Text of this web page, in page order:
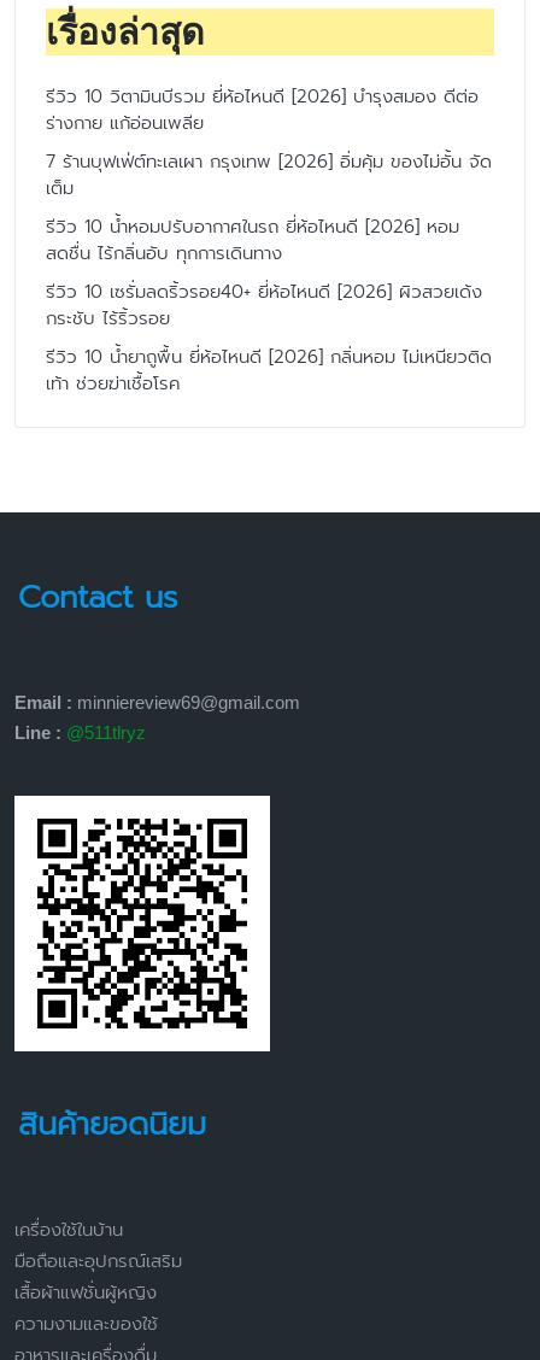
เรื่องล่าสุด
รีวิว 10 วิตามินบีรวม ยี่ห้อไหนดี [2026] บำรุงสมอง ดีต่อ
ร่างกาย แก้อ่อนเพลีย
7 ร้านบุฟเฟ่ต์ทะเลเผา กรุงเทพ [2026] อิ่มคุ้ม ของไม่อั้น จัด
เต็ม
รีวิว 10 น้ำหอมปรับอากาศในรถ ยี่ห้อไหนดี [2026] หอม
สดชื่น ไร้กลิ่นอับ ทุกการเดินทาง
รีวิว 10 เซรั่มลดริ้วรอย40+ ยี่ห้อไหนดี [2026] ผิวสวยเด้ง
กระชับ ไร้ริ้วรอย
รีวิว 10 น้ำยาถูพื้น ยี่ห้อไหนดี [2026] กลิ่นหอม ไม่เหนียวติด
เท้า ช่วยฆ่าเชื้อโรค
Contact us
Email : minniereview69@gmail.com
Line : @511tlryz
สินค้ายอดนิยม
เครื่องใช้ในบ้าน
มือถือและอุปกรณ์เสริม
เสื้อผ้าแฟชั่นผู้หญิง
ความงามและของใช้
อาหารและเครื่องดื่ม